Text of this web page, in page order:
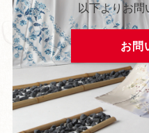
以下よりお問
お問